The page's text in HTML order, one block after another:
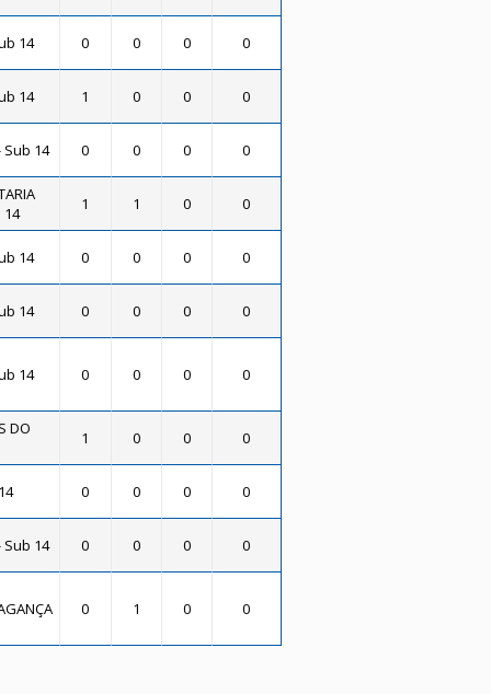
14 0 0 0 0
14 1 0 0 0
Sub 14 0 0 0 0
14
1 1 0 0
14 0 0 0 0
14 0 0 0 0
14 0 0 0 0
DO
1 0 0 0
0 0 0 0
Sub 14 0 0 0 0
0 1 0 0